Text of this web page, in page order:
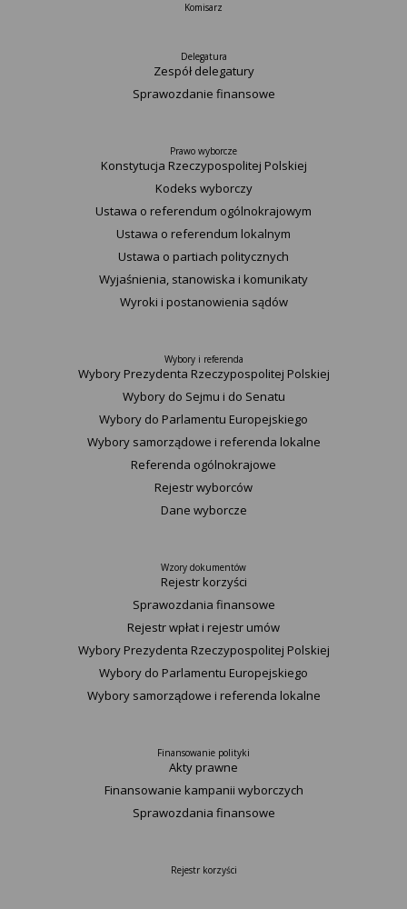
Komisarz
Delegatura
Zespół delegatury
Sprawozdanie finansowe
Prawo wyborcze
Konstytucja Rzeczypospolitej Polskiej​
Kodeks wyborczy
Ustawa o referendum ogólnokrajowym
Ustawa o referendum lokalnym
Ustawa o partiach politycznych
Wyjaśnienia, stanowiska i komunikaty
Wyroki i postanowienia sądów
Wybory i referenda
Wybory Prezydenta Rzeczypospolitej Polskiej
Wybory do Sejmu i do Senatu
Wybory do Parlamentu Europejskiego
Wybory samorządowe i referenda lokalne
Referenda ogólnokrajowe
Rejestr wyborców
Dane wyborcze
Wzory dokumentów
Rejestr korzyści
Sprawozdania finansowe
Rejestr wpłat i rejestr umów
Wybory Prezydenta Rzeczypospolitej Polskiej
Wybory do Parlamentu Europejskiego
Wybory samorządowe i referenda lokalne
Finansowanie polityki
Akty prawne
Finansowanie kampanii wyborczych
Sprawozdania finansowe
Rejestr korzyści